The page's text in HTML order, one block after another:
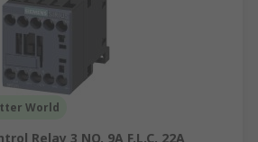
World
Relay 3 NO, 9A F.L.C, 22A